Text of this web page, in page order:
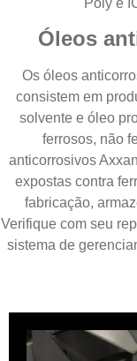
Óleos
Os óleos
consistem em
solvente e óleo
ferrosos, não
anticorrosivos
expostas contra
fabricação,
Verifique com seu
sistema de